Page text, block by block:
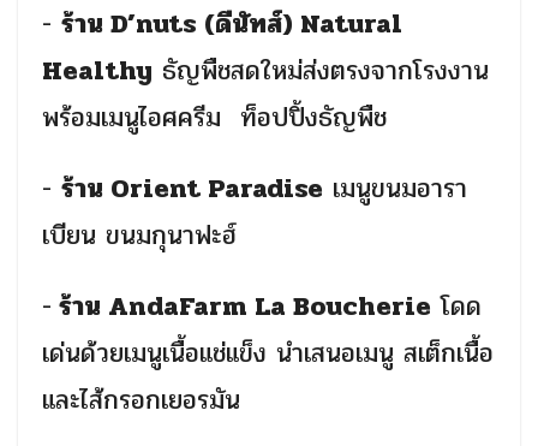
- ร้านD’nuts (ดีนัทส์) Natural
Healthy ธัญพืชสดใหม่ส่งตรงจากโรงงาน
พร้อมเมนูไอศครีม ท็อปปิ้งธัญพืช
- ร้าน Orient Paradise เมนูขนมอารา
เบียน ขนมกุนาฟะฮ์
- ร้าน AndaFarm La Boucherie โดด
เด่นด้วยเมนูเนื้อแช่แข็ง นำเสนอเมนู สเต็กเนื้อ
และไส้กรอกเยอรมัน